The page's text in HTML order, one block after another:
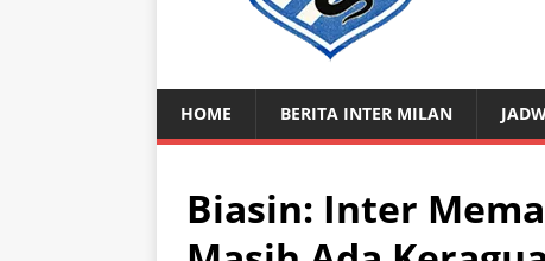
HOME BERITA INTER MILAN
Biasin: Inter